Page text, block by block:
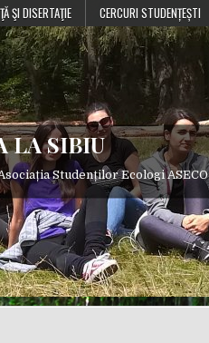
ŞI DISERTAŢIE CERCURI STUDENȚEȘTI
LA SIBIU
Studenților Ecologi ASECO